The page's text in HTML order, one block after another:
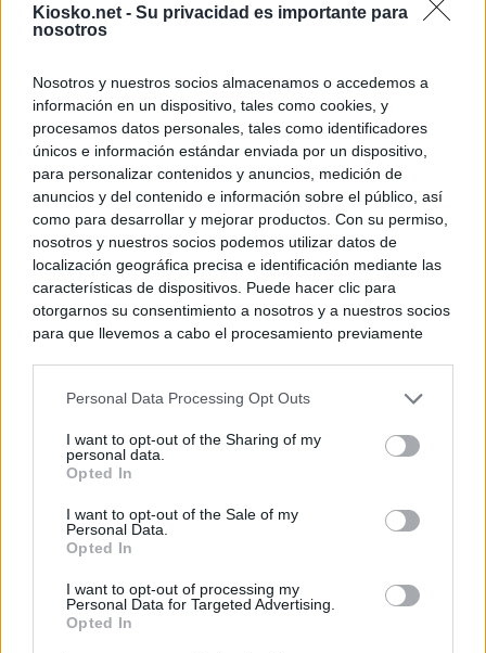
Kiosko.net - Su privacidad es importante para
nosotros
Nosotros y nuestros socios almacenamos o accedemos a
información en un dispositivo, tales como cookies, y
procesamos datos personales, tales como identificadores
únicos e información estándar enviada por un dispositivo,
para personalizar contenidos y anuncios, medición de
anuncios y del contenido e información sobre el público, así
como para desarrollar y mejorar productos. Con su permiso,
nosotros y nuestros socios podemos utilizar datos de
localización geográfica precisa e identificación mediante las
características de dispositivos. Puede hacer clic para
otorgarnos su consentimiento a nosotros y a nuestros socios
para que llevemos a cabo el procesamiento previamente
negar su consentimiento. Tenga en cuenta que algún
de su consentimiento, pero usted tiene el derecho de
rechazar tal procesamiento. Sus preferencias se aplicarán
cualquier momento entrando de nuevo en este sitio web o
visitando nuestra política de privacidad.
Personal Data Processing Opt Outs
I want to opt-out of the Sharing of my
personal data.
Opted In
I want to opt-out of the Sale of my
Personal Data.
Opted In
I want to opt-out of processing my
Personal Data for Targeted Advertising.
Opted In